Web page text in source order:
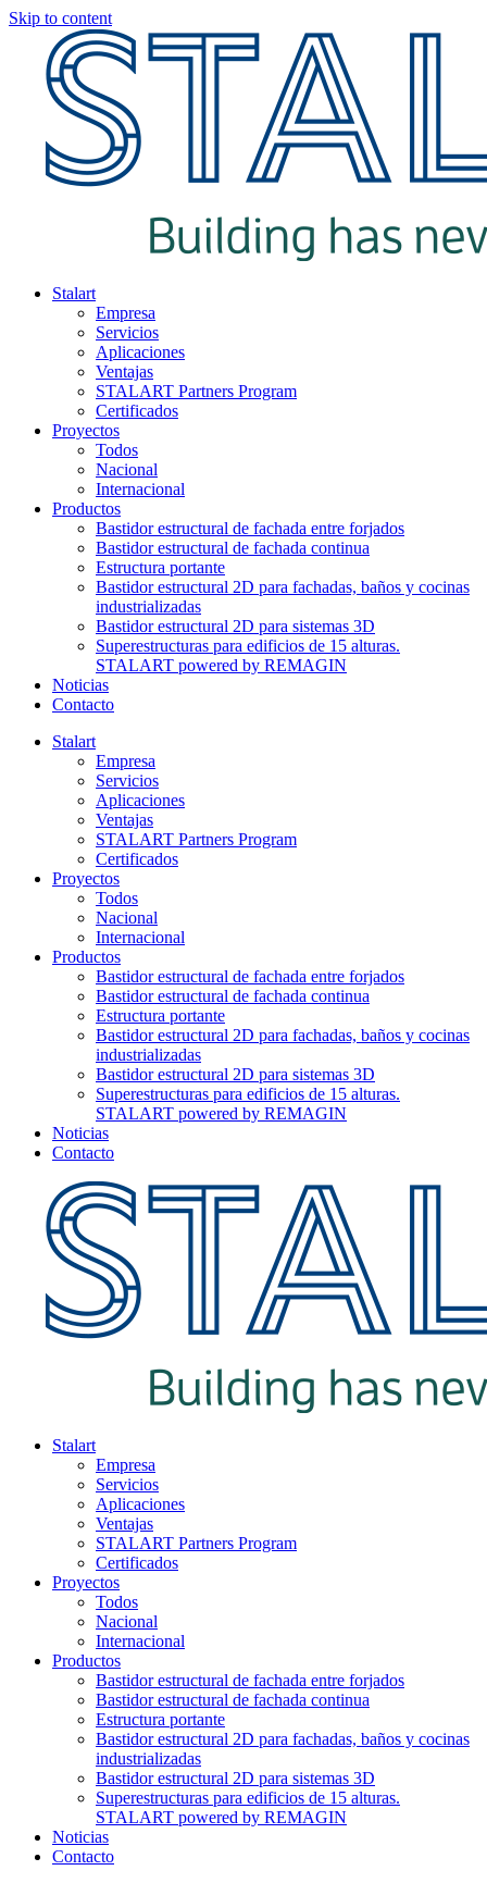
Skip to content
Stalart
Empresa
Servicios
Aplicaciones
Ventajas
STALART Partners Program
Certificados
Proyectos
Todos
Nacional
Internacional
Productos
Bastidor estructural de fachada entre forjados
Bastidor estructural de fachada continua
Estructura portante
Bastidor estructural 2D para fachadas, baños y cocinas
industrializadas
Bastidor estructural 2D para sistemas 3D
Superestructuras para edificios de 15 alturas.
STALART powered by REMAGIN
Noticias
Contacto
Stalart
Empresa
Servicios
Aplicaciones
Ventajas
STALART Partners Program
Certificados
Proyectos
Todos
Nacional
Internacional
Productos
Bastidor estructural de fachada entre forjados
Bastidor estructural de fachada continua
Estructura portante
Bastidor estructural 2D para fachadas, baños y cocinas
industrializadas
Bastidor estructural 2D para sistemas 3D
Superestructuras para edificios de 15 alturas.
STALART powered by REMAGIN
Noticias
Contacto
Stalart
Empresa
Servicios
Aplicaciones
Ventajas
STALART Partners Program
Certificados
Proyectos
Todos
Nacional
Internacional
Productos
Bastidor estructural de fachada entre forjados
Bastidor estructural de fachada continua
Estructura portante
Bastidor estructural 2D para fachadas, baños y cocinas
industrializadas
Bastidor estructural 2D para sistemas 3D
Superestructuras para edificios de 15 alturas.
STALART powered by REMAGIN
Noticias
Contacto